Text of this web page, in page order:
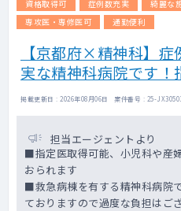
資格取得可
症例数充実 綺麗な
専攻医・専修医可
通勤便利
【京都府×精神科】
実な精神科病院です！
掲載更新日 : 2026年08月06日 案件番号 : 25-
担当エージェントより
■指定医取得可能、小児科や産
おられます
■救急病棟を有する精神科病院
ておりますので過度な負担はご